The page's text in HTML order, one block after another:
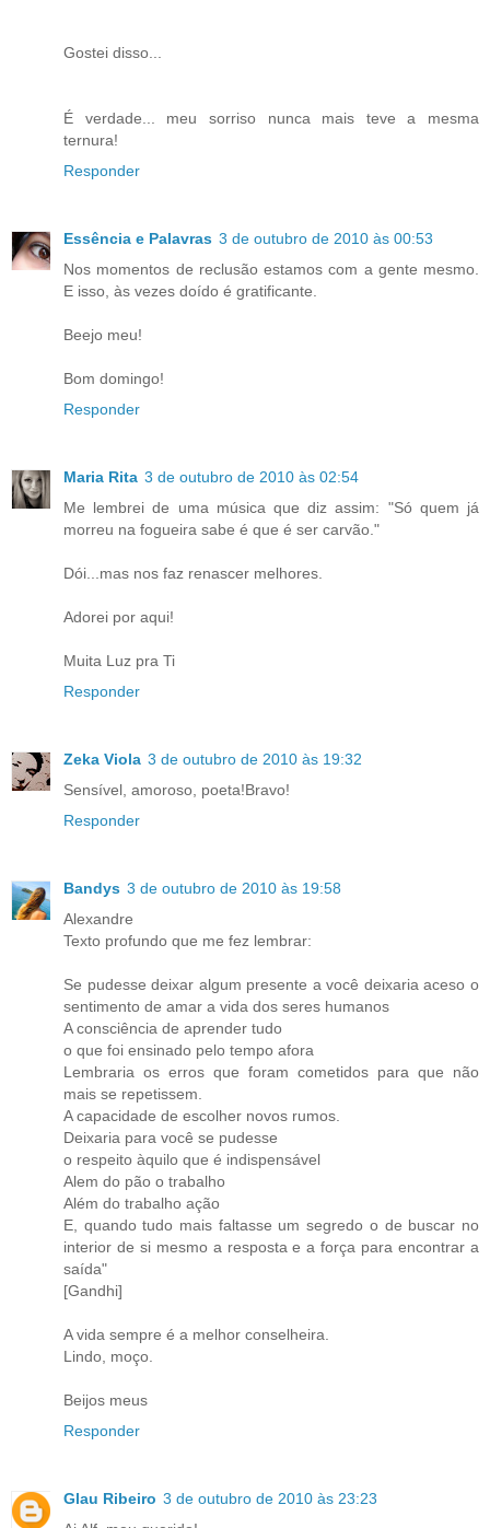
Gostei disso...
É verdade... meu sorriso nunca mais teve a mesma
ternura!
Responder
Essência e Palavras 3 de outubro de 2010 às 00:53
Nos momentos de reclusão estamos com a gente mesmo.
E isso, às vezes doído é gratificante.
Beejo meu!
Bom domingo!
Responder
Maria Rita 3 de outubro de 2010 às 02:54
Me lembrei de uma música que diz assim: "Só quem já
morreu na fogueira sabe é que é ser carvão."
Dói...mas nos faz renascer melhores.
Adorei por aqui!
Muita Luz pra Ti
Responder
Zeka Viola 3 de outubro de 2010 às 19:32
Sensível, amoroso, poeta!Bravo!
Responder
Bandys 3 de outubro de 2010 às 19:58
Alexandre
Texto profundo que me fez lembrar:
Se pudesse deixar algum presente a você deixaria aceso o
sentimento de amar a vida dos seres humanos
A consciência de aprender tudo
o que foi ensinado pelo tempo afora
Lembraria os erros que foram cometidos para que não
mais se repetissem.
A capacidade de escolher novos rumos.
Deixaria para você se pudesse
o respeito àquilo que é indispensável
Alem do pão o trabalho
Além do trabalho ação
E, quando tudo mais faltasse um segredo o de buscar no
interior de si mesmo a resposta e a força para encontrar a
saída"
[Gandhi]
A vida sempre é a melhor conselheira.
Lindo, moço.
Beijos meus
Responder
Glau Ribeiro 3 de outubro de 2010 às 23:23